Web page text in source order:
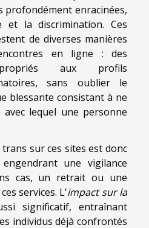
profondément enracinées,
et la discrimination. Ces
de diverses manières
en ligne : des
aux profils
sans oublier le
blessante consistant à ne
lequel une personne
sur ces sites est donc
une vigilance
cas, un retrait ou une
services. L'impact sur la
significatif, entraînant
individus déjà confrontés